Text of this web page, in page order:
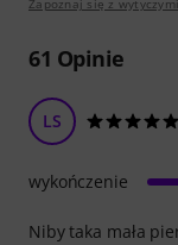
Zapoznaj się z wytyczymi
61 Opinie
LS
Niby taka mała
wykończenie